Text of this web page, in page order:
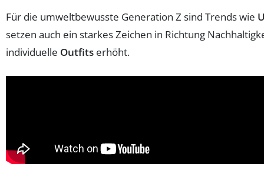
Für die umweltbewusste Generation Z sind Trends wie
setzen auch ein starkes Zeichen in Richtung
individuelle Outfits erhöht.